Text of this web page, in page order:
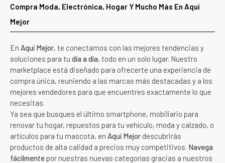
Compra Moda, Electrónica, Hogar Y Mucho Más En Aquí
Mejor
En Aquí Mejor, te conectamos con las mejores tendencias y
soluciones para tu día a día, todo en un solo lugar. Nuestro
marketplace está diseñado para ofrecerte una experiencia de
compra única, reuniendo a las marcas más destacadas y a los
mejores vendedores para que encuentres exactamente lo que
necesitas.
Ya sea que busques el último smartphone, mobiliario para
renovar tu hogar, repuestos para tu vehículo, moda y calzado, o
artículos para tu mascota, en Aquí Mejor descubrirás
productos de alta calidad a precios muy competitivos. Navega
fácilmente por nuestras nuevas categorías gracias a nuestros